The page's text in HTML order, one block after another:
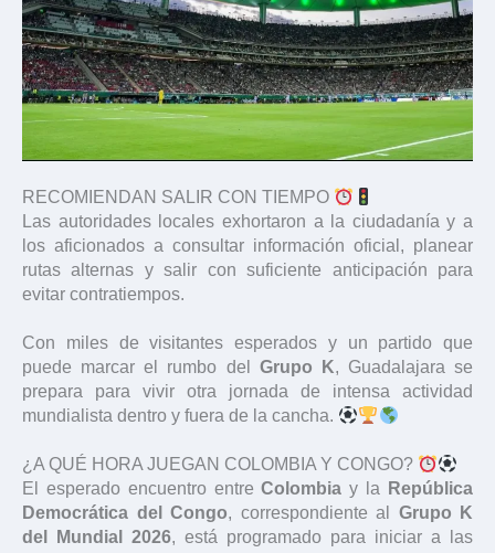
RECOMIENDAN SALIR CON TIEMPO
Las autoridades locales exhortaron a la ciudadanía y a
los aficionados a consultar información oficial, planear
rutas alternas y salir con suficiente anticipación para
evitar contratiempos.
Con miles de visitantes esperados y un partido que
puede marcar el rumbo del Grupo K, Guadalajara se
prepara para vivir otra jornada de intensa actividad
mundialista dentro y fuera de la cancha.
¿A QUÉ HORA JUEGAN COLOMBIA Y CONGO?
El esperado encuentro entreColombia y la
República
Democrática del Congo, correspondiente al Grupo K
del Mundial 2026, está programado para iniciar a las